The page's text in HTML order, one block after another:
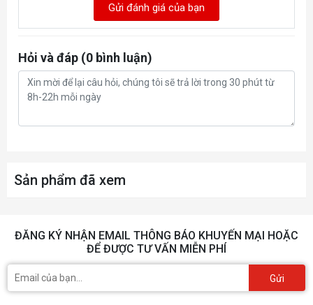
- Kết nối không dây 2.4Ghz tích hợp
microphone
Gửi đánh giá của bạn
Hỏi và đáp (0 bình luận)
Sản phẩm đã xem
ĐĂNG KÝ NHẬN EMAIL THÔNG BÁO KHUYẾN MẠI HOẶC
ĐỂ ĐƯỢC TƯ VẤN MIỄN PHÍ
Gửi